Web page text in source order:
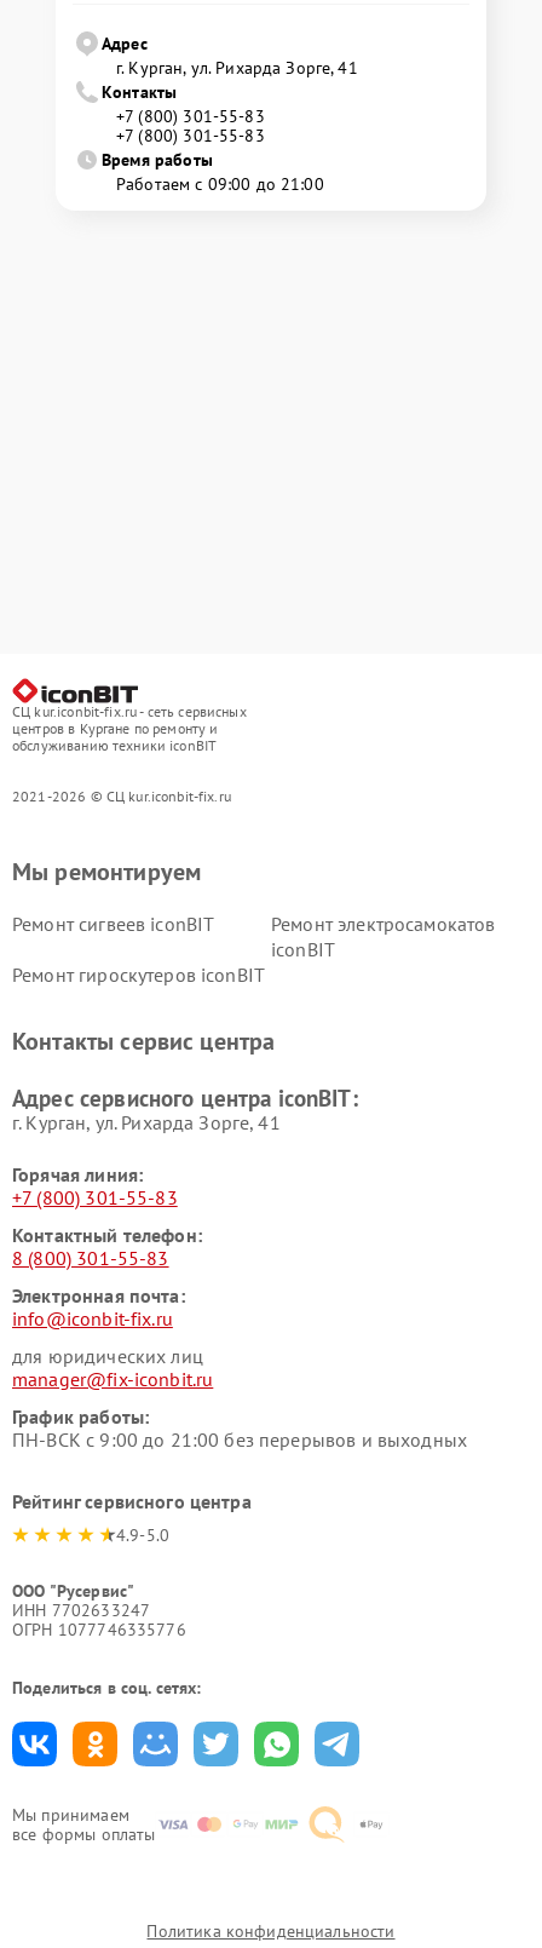
Адрес
г. Курган, ул. Рихарда Зорге, 41
Контакты
+7 (800) 301-55-83
+7 (800) 301-55-83
Время работы
Работаем с 09:00 до 21:00
СЦ kur.iconbit-fix.ru - сеть сервисных
центров в Кургане по ремонту и
обслуживанию техники iconBIT
2021-2026 © СЦ kur.iconbit-fix.ru
Мы принимаем
все формы оплаты
Мы ремонтируем
Ремонт сигвеев iconBIT
Ремонт электросамокатов
iconBIT
Ремонт гироскутеров iconBIT
Контакты сервис центра
Адрес сервисного центра iconBIT:
г. Курган, ул. Рихарда Зорге, 41
Горячая линия:
+7 (800) 301-55-83
Контактный телефон:
8 (800) 301-55-83
Электронная почта:
info@iconbit-fix.ru
для юридических лиц
manager@fix-iconbit.ru
График работы:
ПН-ВСК с 9:00 до 21:00 без перерывов и выходных
Рейтинг сервисного центра
4.9-5.0
ООО "Русервис"
ИНН 7702633247
ОГРН 1077746335776
Поделиться в соц. сетях:
Политика конфиденциальности